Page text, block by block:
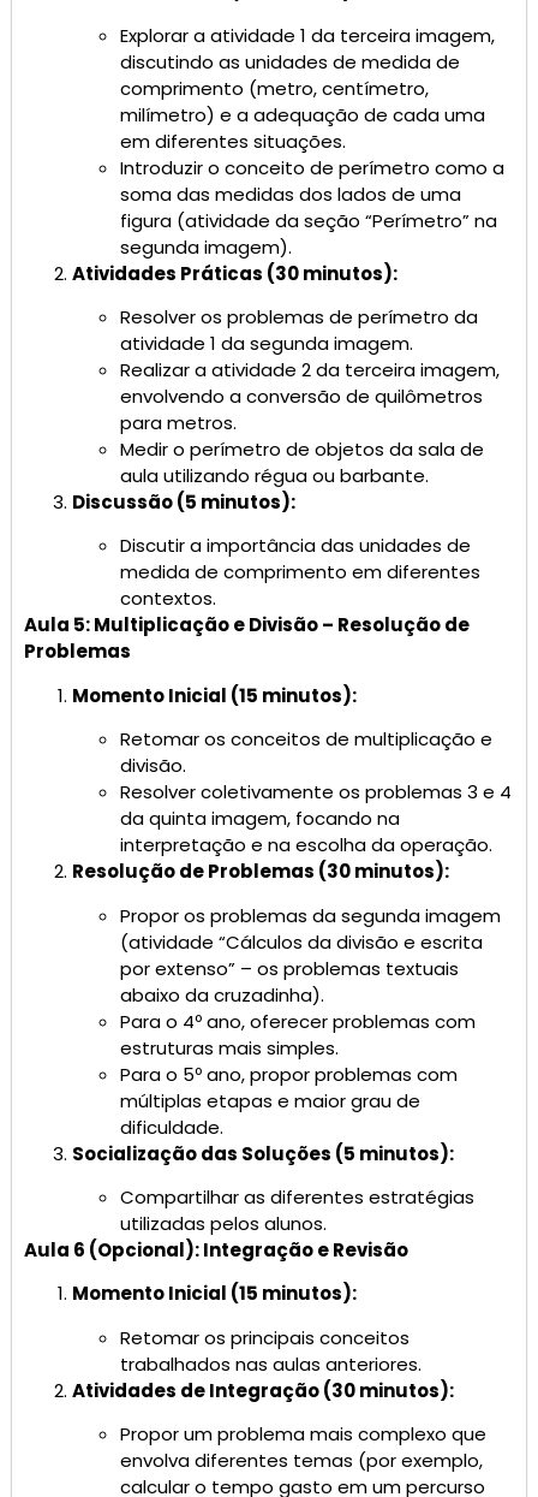
Explorar a atividade 1 da terceira imagem,
discutindo as unidades de medida de
comprimento (metro, centímetro,
milímetro) e a adequação de cada uma
em diferentes situações.
Introduzir o conceito de perímetro como a
soma das medidas dos lados de uma
figura (atividade da seção “Perímetro” na
segunda imagem).
Atividades Práticas (30 minutos):
Resolver os problemas de perímetro da
atividade 1 da segunda imagem.
Realizar a atividade 2 da terceira imagem,
envolvendo a conversão de quilômetros
para metros.
Medir o perímetro de objetos da sala de
aula utilizando régua ou barbante.
Discussão (5 minutos):
Discutir a importância das unidades de
medida de comprimento em diferentes
contextos.
Aula 5: Multiplicação e Divisão – Resolução de
Problemas
Momento Inicial (15 minutos):
Retomar os conceitos de multiplicação e
divisão.
Resolver coletivamente os problemas 3 e 4
da quinta imagem, focando na
interpretação e na escolha da operação.
Resolução de Problemas (30 minutos):
Propor os problemas da segunda imagem
(atividade “Cálculos da divisão e escrita
por extenso” – os problemas textuais
abaixo da cruzadinha).
Para o 4º ano, oferecer problemas com
estruturas mais simples.
Para o 5º ano, propor problemas com
múltiplas etapas e maior grau de
dificuldade.
Socialização das Soluções (5 minutos):
Compartilhar as diferentes estratégias
utilizadas pelos alunos.
Aula 6 (Opcional): Integração e Revisão
Momento Inicial (15 minutos):
Retomar os principais conceitos
trabalhados nas aulas anteriores.
Atividades de Integração (30 minutos):
Propor um problema mais complexo que
envolva diferentes temas (por exemplo,
calcular o tempo gasto em um percurso